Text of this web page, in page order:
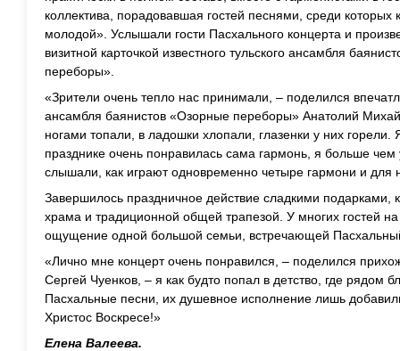
коллектива, порадовавшая гостей песнями, среди которых
молодой». Услышали гости Пасхального концерта и
визитной карточкой известного тульского ансамбля
переборы».
«Зрители очень тепло нас принимали, – поделился
ансамбля баянистов «Озорные переборы» Анатолий
ногами топали, в ладошки хлопали, глазенки у них
празднике очень понравилась сама гармонь, я больше чем
слышали, как играют одновременно четыре гармони и для
Завершилось праздничное действие сладкими подарками,
храма и традиционной общей трапезой. У многих гостей
ощущение одной большой семьи, встречающей
«Лично мне концерт очень понравился, – поделился
Сергей Чуенков, – я как будто попал в детство, где
Пасхальные песни, их душевное исполнение лишь
Христос Воскресе!»
Елена Валеева.